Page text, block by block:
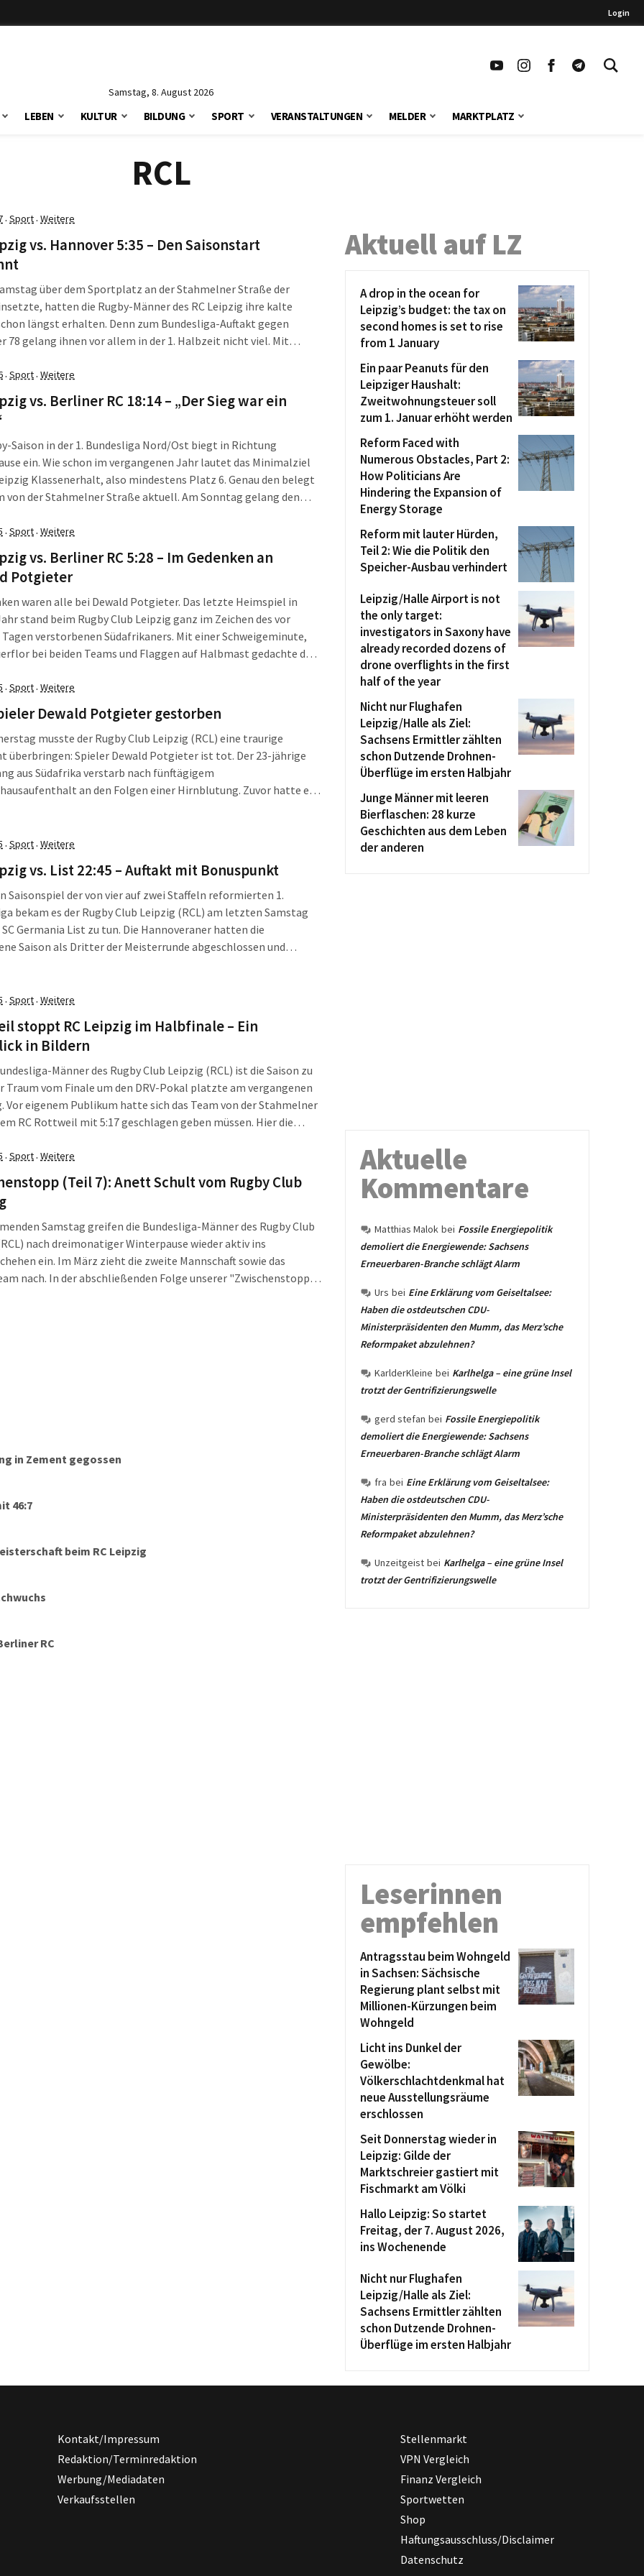
Login
Samstag, 8. August 2026
LEBEN KULTUR BILDUNG SPORT VERANSTALTUNGEN MELDER MARKTPLATZ
RCL
· Sport· Weitere
vs. Hannover 5:35 – Den Saisonstart
über dem Sportplatz an der Stahmelner Straße der
hatten die Rugby-Männer des RC Leipzig ihre kalte
längst erhalten. Denn zum Bundesliga-Auftakt gegen
78 gelang ihnen vor allem in der 1. Halbzeit nicht viel. Mit
Heimniederlage zu Buche. "Vielleicht wollte die Mannschaft zu
übermotiviert", sucht RCL-Trainer Andreas Kuntze nach
· Sport· Weitere
vs. Berliner RC 18:14 – „Der Sieg war ein
Saison in der 1. Bundesliga Nord/Ost biegt in Richtung
ein. Wie schon im vergangenen Jahr lautet das Minimalziel
Klassenerhalt, also mindestens Platz 6. Genau den belegt
von der Stahmelner Straße aktuell. Am Sonntag gelang den
war ein Muss!", gab Trainer Andreas Kuntze zu Protokoll. "Die
sich heute für ihre harte Arbeit belohnen".
· Sport· Weitere
vs. Berliner RC 5:28 – Im Gedenken an
Potgieter
waren alle bei Dewald Potgieter. Das letzte Heimspiel in
stand beim Rugby Club Leipzig ganz im Zeichen des vor
verstorbenen Südafrikaners. Mit einer Schweigeminute,
bei beiden Teams und Flaggen auf Halbmast gedachte der
aktuellem Anlass aber auch den Terroropfern von Paris
· Sport· Weitere
Dewald Potgieter gestorben
musste der Rugby Club Leipzig (RCL) eine traurige
überbringen: Spieler Dewald Potgieter ist tot. Der 23-jährige
aus Südafrika verstarb nach fünftägigem
an den Folgen einer Hirnblutung. Zuvor hatte er
· Sport· Weitere
vs. List 22:45 – Auftakt mit Bonuspunkt
Saisonspiel der von vier auf zwei Staffeln reformierten 1.
bekam es der Rugby Club Leipzig (RCL) am letzten Samstag
Germania List zu tun. Die Hannoveraner hatten die
Saison als Dritter der Meisterrunde abgeschlossen und
Versuche brachten den Gastgebern einen
· Sport· Weitere
stoppt RC Leipzig im Halbfinale – Ein
in Bildern
Männer des Rugby Club Leipzig (RCL) ist die Saison zu
Traum vom Finale um den DRV-Pokal platzte am vergangenen
Vor eigenem Publikum hatte sich das Team von der Stahmelner
RC Rottweil mit 5:17 geschlagen geben müssen. Hier die
· Sport· Weitere
(Teil 7): Anett Schult vom Rugby Club
Samstag greifen die Bundesliga-Männer des Rugby Club
nach dreimonatiger Winterpause wieder aktiv ins
ein. Im März zieht die zweite Mannschaft sowie das
nach. In der abschließenden Folge unserer "Zwischenstopp"-
in Zement gegossen
46:7
beim RC Leipzig
RC
Aktuell auf LZ
A drop in the ocean for
Leipzig’s budget: the tax on
second homes is set to rise
from 1 January
Ein paar Peanuts für den
Leipziger Haushalt:
Zweitwohnungsteuer soll
zum 1. Januar erhöht werden
Reform Faced with
Numerous Obstacles, Part 2:
How Politicians Are
Hindering the Expansion of
Energy Storage
Reform mit lauter Hürden,
Teil 2: Wie die Politik den
Speicher-Ausbau verhindert
Leipzig/Halle Airport is not
the only target:
investigators in Saxony have
already recorded dozens of
drone overflights in the first
half of the year
Nicht nur Flughafen
Leipzig/Halle als Ziel:
Sachsens Ermittler zählten
schon Dutzende Drohnen-
Überflüge im ersten Halbjahr
Junge Männer mit leeren
Bierflaschen: 28 kurze
Geschichten aus dem Leben
der anderen
Aktuelle
Kommentare
Matthias Malok bei Fossile Energiepolitik
demoliert die Energiewende: Sachsens
Erneuerbaren-Branche schlägt Alarm
Urs bei Eine Erklärung vom Geiseltalsee:
Haben die ostdeutschen CDU-
Ministerpräsidenten den Mumm, das Merz’sche
Reformpaket abzulehnen?
KarlderKleine bei Karlhelga – eine grüne Insel
trotzt der Gentrifizierungswelle
gerd stefan bei Fossile Energiepolitik
demoliert die Energiewende: Sachsens
Erneuerbaren-Branche schlägt Alarm
fra bei Eine Erklärung vom Geiseltalsee:
Haben die ostdeutschen CDU-
Ministerpräsidenten den Mumm, das Merz’sche
Reformpaket abzulehnen?
Unzeitgeist bei Karlhelga – eine grüne Insel
trotzt der Gentrifizierungswelle
Leserinnen
empfehlen
Antragsstau beim Wohngeld
in Sachsen: Sächsische
Regierung plant selbst mit
Millionen-Kürzungen beim
Wohngeld
Licht ins Dunkel der
Gewölbe:
Völkerschlachtdenkmal hat
neue Ausstellungsräume
erschlossen
Seit Donnerstag wieder in
Leipzig: Gilde der
Marktschreier gastiert mit
Fischmarkt am Völki
Hallo Leipzig: So startet
Freitag, der 7. August 2026,
ins Wochenende
Nicht nur Flughafen
Leipzig/Halle als Ziel:
Sachsens Ermittler zählten
schon Dutzende Drohnen-
Überflüge im ersten Halbjahr
Kontakt/Impressum
Redaktion/Terminredaktion
Werbung/Mediadaten
Verkaufsstellen
Stellenmarkt
VPN Vergleich
Finanz Vergleich
Sportwetten
Shop
Haftungsausschluss/Disclaimer
Datenschutz